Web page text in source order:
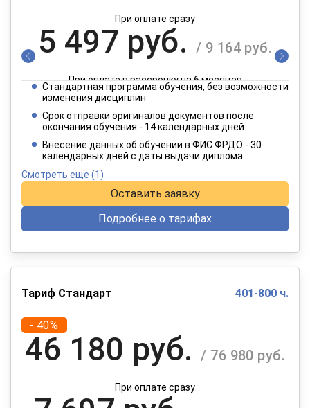
При оплате сразу
5 497 руб. / 9 164 руб.
При оплате в рассрочку на 6 месяцев
2 749 руб.
При оплате в рассрочку на 12 месяцев
Стандартная программа обучения, без возможности
изменения дисциплин
Срок отправки оригиналов документов после
окончания обучения - 14 календарных дней
Внесение данных об обучении в ФИС ФРДО - 30
календарных дней с даты выдачи диплома
Смотреть еще (1)
Оставить заявку
Подробнее о тарифах
Тариф Стандарт 401-800 ч.
- 40%
46 180 руб. / 76 980 руб.
При оплате сразу